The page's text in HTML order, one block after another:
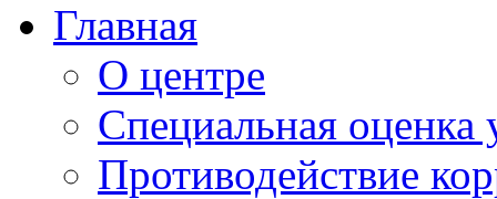
Главная
О центре
Специальная оценка
Противодействие